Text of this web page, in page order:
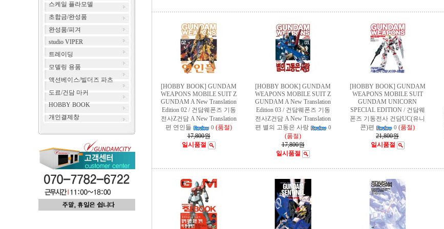
스케일 플라모델
초합금/완성품
완성품/피겨
studio VIPER
트레이딩
모델링 용품
액션베이스/빌더즈 파츠
도료/건담 마커
HOBBY BOOK
개인결제창
[HOBBY BOOK] GUNDAM
WEAPONS MOBILE SUIT Z
GUNDAM A New Translation
Edition 02 / 건담웨폰즈 기동
전사Z건담 A New Translation
편 연인들
0 (품절)
17,800원
일시품절
[HOBBY BOOK] GUNDAM
WEAPONS MOBILE SUIT Z
GUNDAM A New Translation
Edition 03 / 건담웨폰즈 기동
전사Z건담 A New Translation
편 별의 고동은 사랑
0
(품절)
17,800원
일시품절
[HOBBY BOOK] GUNDAM
WEAPONS MOBILE SUIT
GUNDAM UNICORN
SPECIAL EDITION / 건담웨
폰즈 기동전사 건담UC(유니
콘)편
0 (품절)
21,800원
일시품절